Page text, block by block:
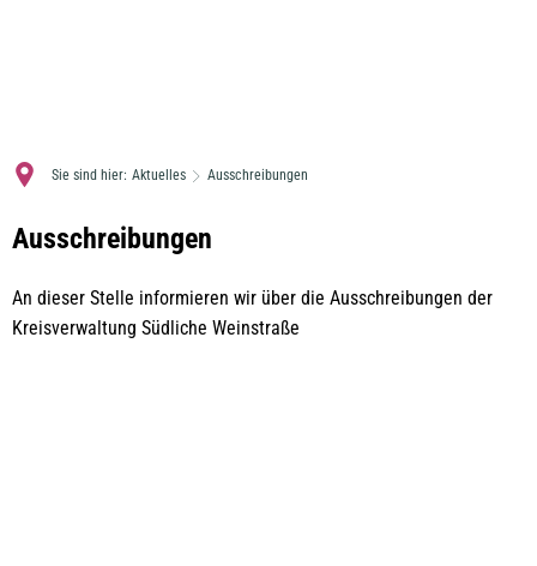
Sie sind hier: Aktuelles Ausschreibungen
Ausschreibungen
Ausschreibungen
An dieser Stelle informieren wir über die Ausschreibungen der
Kreisverwaltung Südliche Weinstraße